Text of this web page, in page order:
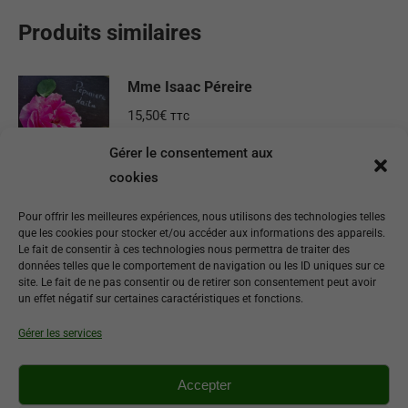
Gérer le consentement aux
cookies
Pour offrir les meilleures expériences, nous utilisons des technologies telles
que les cookies pour stocker et/ou accéder aux informations des appareils.
Le fait de consentir à ces technologies nous permettra de traiter des
données telles que le comportement de navigation ou les ID uniques sur ce
site. Le fait de ne pas consentir ou de retirer son consentement peut avoir
un effet négatif sur certaines caractéristiques et fonctions.
Gérer les services
Accepter
Produits similaires
Mme Isaac Péreire
15,50€ TTC
Cécile Brunner
19,50€ TTC
Ajouter au panier
19,50€ TTC